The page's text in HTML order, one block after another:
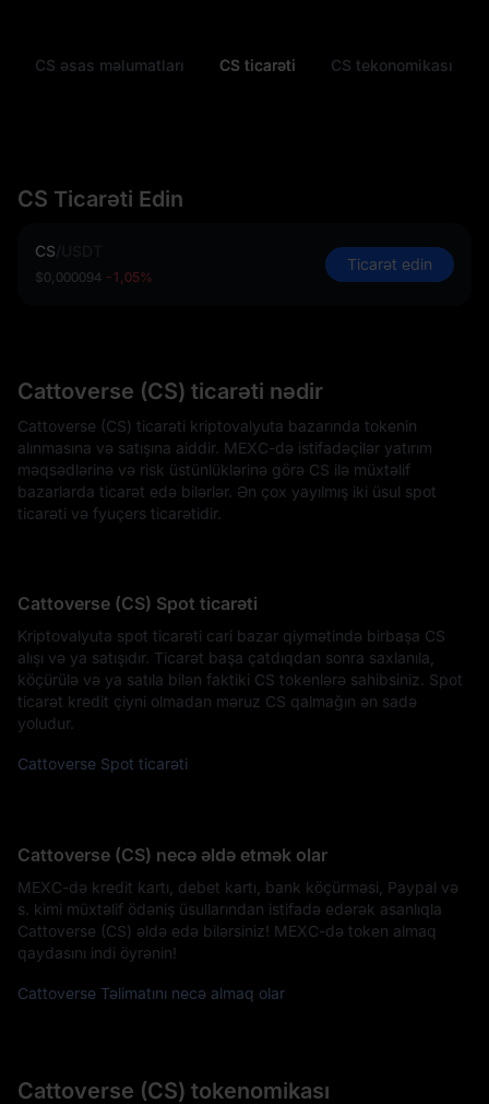
CS əsas məlumatları CS ticarəti CS tekonomikası
CS Ticarəti Edin
CS
$0,000094 -1,05%
Ticarət edin
Cattoverse (CS) ticarəti nədir
Cattoverse (CS) ticarəti kriptovalyuta bazarında tokenin
alınmasına və satışına aiddir. MEXC-də istifadəçilər yatırım
məqsədlərinə və risk üstünlüklərinə görə CS ilə müxtəlif
bazarlarda ticarət edə bilərlər. Ən çox yayılmış iki üsul spot
ticarəti və fyuçers ticarətidir.
Cattoverse (CS) Spot ticarəti
Kriptovalyuta spot ticarəti cari bazar qiymətində birbaşa CS
alışı və ya satışıdır. Ticarət başa çatdıqdan sonra saxlanıla,
köçürülə və ya satıla bilən faktiki CS tokenlərə sahibsiniz. Spot
ticarət kredit çiyni olmadan məruz CS qalmağın ən sadə
yoludur.
Cattoverse Spot ticarəti
Cattoverse (CS) necə əldə etmək olar
MEXC-də kredit kartı, debet kartı, bank köçürməsi, Paypal və
s. kimi müxtəlif ödəniş üsullarından istifadə edərək asanlıqla
Cattoverse (CS) əldə edə bilərsiniz! MEXC-də token almaq
qaydasını indi öyrənin!
Cattoverse Təlimatını necə almaq olar
Cattoverse (CS) tokenomikası